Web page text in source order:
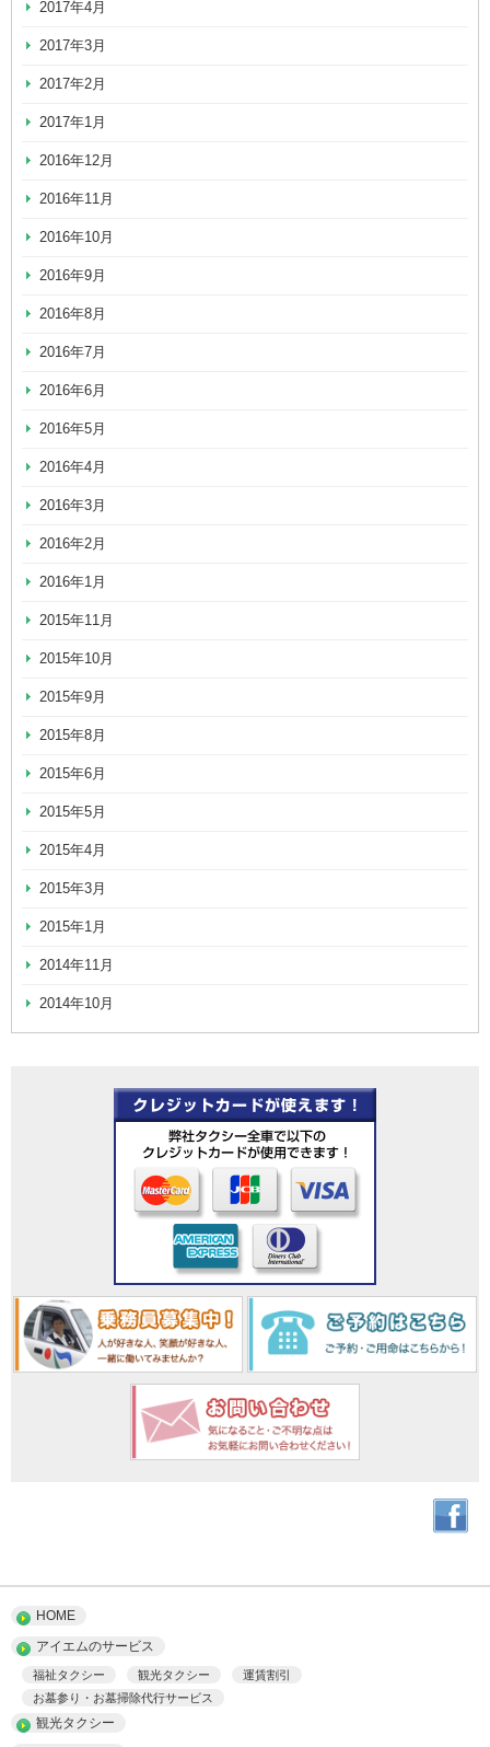
2017年4月
2017年3月
2017年2月
2017年1月
2016年12月
2016年11月
2016年10月
2016年9月
2016年8月
2016年7月
2016年6月
2016年5月
2016年4月
2016年3月
2016年2月
2016年1月
2015年11月
2015年10月
2015年9月
2015年8月
2015年6月
2015年5月
2015年4月
2015年3月
2015年1月
2014年11月
2014年10月
HOME
アイエムのサービス
福祉タクシー 観光タクシー
運賃割引
お墓参り・お墓掃除代行サービス
観光タクシー